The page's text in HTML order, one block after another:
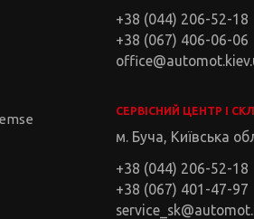
+38 (044) 206-52-18
+38 (067) 406-06-06
СЕРВІСНИЙ ЦЕНТР І
м. Буча, Київська
+38 (044) 206-52-18
+38 (067) 401-47-97